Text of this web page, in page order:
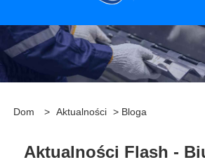
Dom > Aktualności > Bloga
Aktualności Flash -